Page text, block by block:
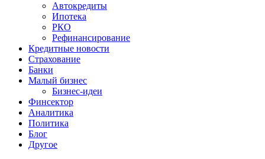
Автокредиты
Ипотека
РКО
Рефинансирование
Кредитные новости
Страхование
Банки
Малый бизнес
Бизнес-идеи
Финсектор
Аналитика
Политика
Блог
Другое